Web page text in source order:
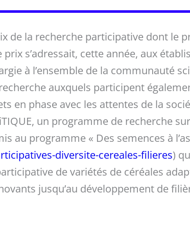
de la recherche participative dont le
s’adressait, cette année, aux
à l’ensemble de la communauté
auxquels participent
en phase avec les attentes de la
un programme de recherche
au programme « Des semences à
diversite-cereales-filieres)
de variétés de céréales
jusqu’au développement de